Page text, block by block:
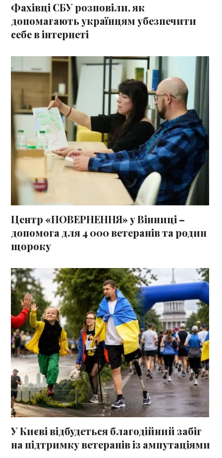
Фахівці СБУ розповіли, як
допомагають українцям убезпечити
себе в інтернеті
Центр «ПОВЕРНЕННЯ» у Вінниці –
допомога для 4 000 ветеранів та родин
щороку
У Києві відбудеться благодійний забіг
на підтримку ветеранів із ампутаціями